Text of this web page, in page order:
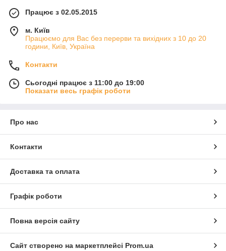
Працює з 02.05.2015
м. Київ
Працюємо для Вас без перерви та вихідних з 10 до 20
години, Київ, Україна
Контакти
Сьогодні працює з 11:00 до 19:00
Показати весь графік роботи
Про нас
Контакти
Доставка та оплата
Графік роботи
Повна версія сайту
Сайт створено на маркетплейсі Prom.ua